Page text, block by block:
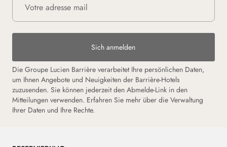
Sich anmelden
Die Groupe Lucien Barrière verarbeitet Ihre persönlichen Daten,
um Ihnen Angebote und Neuigkeiten der Barrière-Hotels
zuzusenden. Sie können jederzeit den Abmelde-Link in den
Mitteilungen verwenden. Erfahren Sie mehr über die Verwaltung
Ihrer Daten und Ihre Rechte.